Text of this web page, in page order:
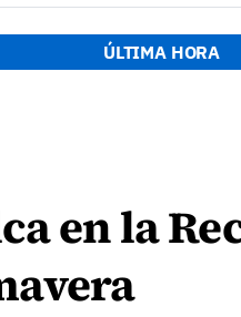
ÚLTIMA HORA
en la